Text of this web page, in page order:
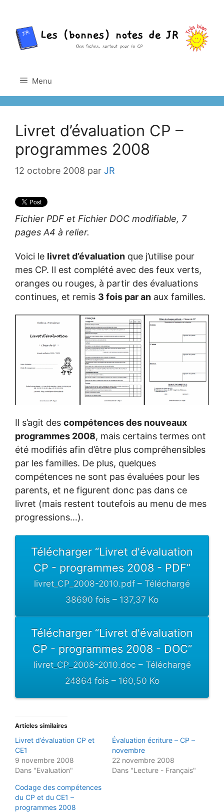
contenu
Menu
Livret d’évaluation CP –
programmes 2008
12 octobre 2008 par JR
Fichier PDF et Fichier DOC modifiable, 7
pages A4 à relier.
Voici le livret d’évaluation que j’utilise pour
mes CP. Il est complété avec des feux verts,
oranges ou rouges, à partir des évaluations
continues, et remis 3 fois par an aux familles.
Il s’agit des compétences des nouveaux
programmes 2008, mais certains termes ont
été modifiés afin d’être plus compréhensibles
par les familles. De plus, quelques
compétences ne sont pas évaluées pour les
parents, et ne figurent donc pas dans ce
livret (mais restent toutefois au menu de mes
progressions…).
Télécharger “Livret d'évaluation
CP - programmes 2008 - PDF”
livret_CP_2008-2010.pdf – Téléchargé
38690 fois – 137,37 Ko
Télécharger “Livret d'évaluation
CP - programmes 2008 - DOC”
livret_CP_2008-2010.doc – Téléchargé
24864 fois – 160,50 Ko
Articles similaires
Livret d’évaluation CP et
CE1
9 novembre 2008
Dans "Evaluation"
Évaluation écriture – CP –
novembre
22 novembre 2008
Dans "Lecture - Français"
Codage des compétences
du CP et du CE1 –
programmes 2008